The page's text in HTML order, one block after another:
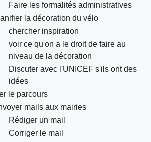
Faire les formalités administratives
la décoration du vélo
chercher inspiration
voir ce qu'on a le droit de faire au
niveau de la décoration
Discuter avec l'UNICEF s'ils ont des
idées
le parcours
mails aux mairies
Rédiger un mail
Corriger le mail